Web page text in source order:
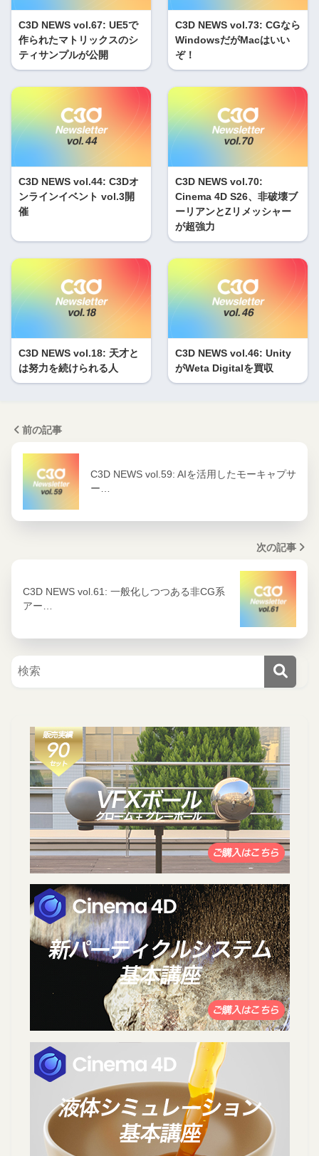
C3D NEWS vol.67: UE5で
作られたマトリックスのシ
ティサンプルが公開
C3D NEWS vol.73: CGなら
WindowsだがMacはいい
ぞ！
C3D NEWS vol.44: C3Dオ
ンラインイベント vol.3開
催
C3D NEWS vol.70:
Cinema 4D S26、非破壊ブ
ーリアンとZリメッシャー
が超強力
C3D NEWS vol.18: 天才と
は努力を続けられる人
C3D NEWS vol.46: Unity
がWeta Digitalを買収
前の記事
C3D NEWS vol.59: AIを活用したモーキャプサ
ー…
次の記事
C3D NEWS vol.61: 一般化しつつある非CG系
アー…